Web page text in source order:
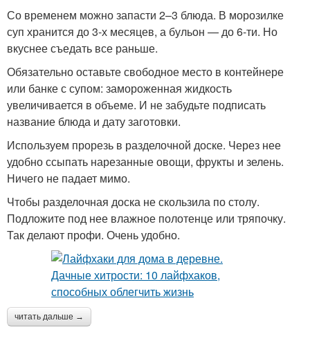
Со временем можно запасти 2–3 блюда. В морозилке
суп хранится до 3-х месяцев, а бульон — до 6-ти. Но
вкуснее съедать все раньше.
Обязательно оставьте свободное место в контейнере
или банке с супом: замороженная жидкость
увеличивается в объеме. И не забудьте подписать
название блюда и дату заготовки.
Используем прорезь в разделочной доске. Через нее
удобно ссыпать нарезанные овощи, фрукты и зелень.
Ничего не падает мимо.
Чтобы разделочная доска не скользила по столу.
Подложите под нее влажное полотенце или тряпочку.
Так делают профи. Очень удобно.
читать дальше →